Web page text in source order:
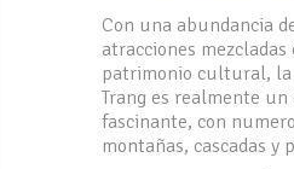
Con una abundancia
atracciones mezcladas
patrimonio cultural, la
Trang es realmente
fascinante, con
montañas, cascadas y